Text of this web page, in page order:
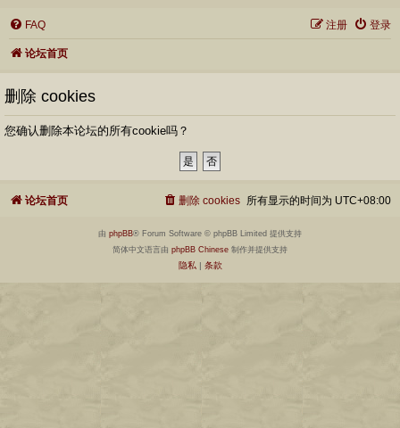
FAQ 登录
注册
论坛首页
删除 cookies
您确认删除本论坛的所有cookie吗？
论坛首页 所有显示的时间为 UTC+08:00
删除 cookies
由 phpBB® Forum Software © phpBB Limited 提供支持
简体中文语言由 phpBB Chinese 制作并提供支持
隐私 | 条款